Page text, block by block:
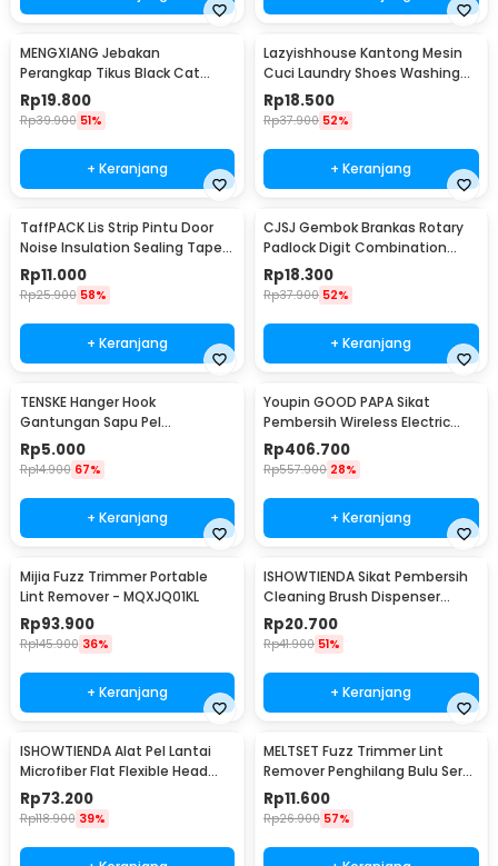
MENGXIANG Jebakan
Perangkap Tikus Black Cat
Mousetrap 2 PCS - JB56
Rp19.800
Rp39.900 51%
+ Keranjang
Lazyishhouse Kantong Mesin
Cuci Laundry Shoes Washing
Mesh Bag - 62319
Rp18.500
Rp37.900 52%
+ Keranjang
TaffPACK Lis Strip Pintu Door
Noise Insulation Sealing Tape
5Mx3cm - B35
Rp11.000
Rp25.900 58%
+ Keranjang
CJSJ Gembok Brankas Rotary
Padlock Digit Combination
Padlock - CH-209
Rp18.300
Rp37.900 52%
+ Keranjang
TENSKE Hanger Hook
Gantungan Sapu Pel
Multifungsi 1 PCS - GF-016
Rp5.000
Rp14.900 67%
+ Keranjang
Youpin GOOD PAPA Sikat
Pembersih Wireless Electric
Cleaning - CL99
Rp406.700
Rp557.900 28%
+ Keranjang
Mijia Fuzz Trimmer Portable
Lint Remover - MQXJQ01KL
Rp93.900
Rp145.900 36%
+ Keranjang
ISHOWTIENDA Sikat Pembersih
Cleaning Brush Dispenser
Sabun Air - S0026
Rp20.700
Rp41.900 51%
+ Keranjang
ISHOWTIENDA Alat Pel Lantai
Microfiber Flat Flexible Head
with Bucket - FMI60
Rp73.200
Rp118.900 39%
MELTSET Fuzz Trimmer Lint
Remover Penghilang Bulu Serat
Kain - CV8805
Rp11.600
Rp26.900 57%